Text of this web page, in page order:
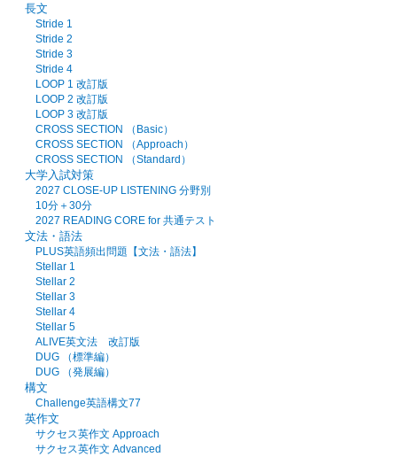
長文
Stride 1
Stride 2
Stride 3
Stride 4
LOOP 1 改訂版
LOOP 2 改訂版
LOOP 3 改訂版
CROSS SECTION （Basic）
CROSS SECTION （Approach）
CROSS SECTION （Standard）
大学入試対策
2027 CLOSE-UP LISTENING 分野別
10分＋30分
2027 READING CORE for 共通テスト
文法・語法
PLUS英語頻出問題【文法・語法】
Stellar 1
Stellar 2
Stellar 3
Stellar 4
Stellar 5
ALIVE英文法 改訂版
DUG （標準編）
DUG （発展編）
構文
Challenge英語構文77
英作文
サクセス英作文 Approach
サクセス英作文 Advanced